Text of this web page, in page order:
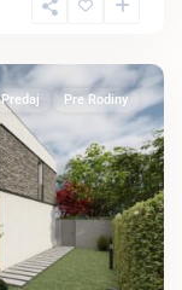
Predaj Pre Rodiny